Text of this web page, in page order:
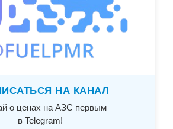
НА КАНАЛ
о ценах на АЗС первым
в Telegram!